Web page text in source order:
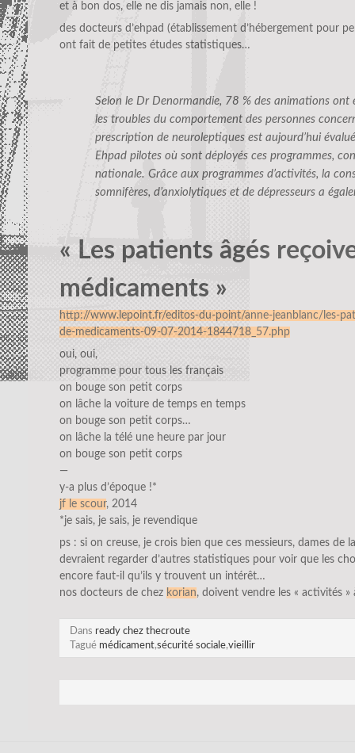
et à bon dos, elle ne dis jamais non, elle !
des docteurs d’ehpad (établissement d’hébergement pour
ont fait de petites études statistiques…
Selon le Dr Denormandie, 78 % des animations ont
les troubles du comportement des personnes
prescription de neuroleptiques est aujourd’hui
Ehpad pilotes où sont déployés ces programmes,
nationale. Grâce aux programmes d’activités, la
somnifères, d’anxiolytiques et de dépresseurs a
« Les patients âgés
médicaments »
http://www.lepoint.fr/editos-du-point/anne-jeanblanc/les-
de-medicaments-09-07-2014-1844718_57.php
oui, oui,
programme pour tous les français
on bouge son petit corps
on lâche la voiture de temps en temps
on bouge son petit corps…
on lâche la télé une heure par jour
on bouge son petit corps
—
y-a plus d’époque !*
jf le scour, 2014
*je sais, je sais, je revendique
ps : si on creuse, je crois bien que ces messieurs, dames de
devraient regarder d’autres statistiques pour voir que les
encore faut-il qu’ils y trouvent un intérêt…
nos docteurs de chez korian, doivent vendre les « activités
Dans ready chez thecroute
Tagué médicament,sécurité sociale,vieillir